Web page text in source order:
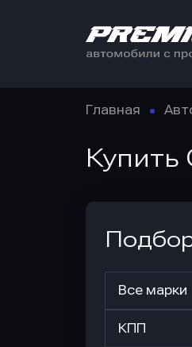
Главная
Купить
Все марки
КПП